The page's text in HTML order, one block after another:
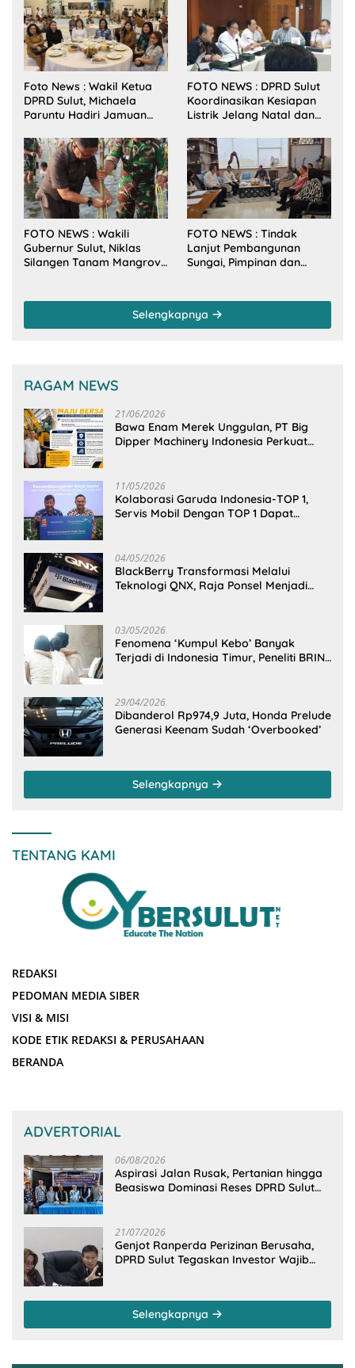
Foto News : Wakil Ketua
DPRD Sulut, Michaela
Paruntu Hadiri Jamuan
Sulut Bersama Wamenkes
RI
FOTO NEWS : DPRD Sulut
Koordinasikan Kesiapan
Listrik Jelang Natal dan
FOTO NEWS : Wakili
Gubernur Sulut, Niklas
Silangen Tanam Mangrove
FOTO NEWS : Tindak
Lanjut Pembangunan
Sungai, Pimpinan dan
Kementerian PU-RI
Selengkapnya
RAGAM NEWS
21/06/2026
Bawa Enam Merek Unggulan, PT Big
Dipper Machinery Indonesia Perkuat
11/05/2026
Kolaborasi Garuda Indonesia-TOP 1,
Servis Mobil Dengan TOP 1 Dapat
04/05/2026
BlackBerry Transformasi Melalui
Teknologi QNX, Raja Ponsel Menjadi
03/05/2026
Fenomena ‘Kumpul Kebo’ Banyak
Terjadi di Indonesia Timur, Peneliti BRIN
29/04/2026
Dibanderol Rp974,9 Juta, Honda Prelude
Generasi Keenam Sudah ‘Overbooked’
Selengkapnya
TENTANG KAMI
REDAKSI
PEDOMAN MEDIA SIBER
VISI & MISI
KODE ETIK REDAKSI & PERUSAHAAN
BERANDA
ADVERTORIAL
06/08/2026
Aspirasi Jalan Rusak, Pertanian hingga
Beasiswa Dominasi Reses DPRD Sulut
21/07/2026
Genjot Ranperda Perizinan Berusaha,
DPRD Sulut Tegaskan Investor Wajib
Selengkapnya